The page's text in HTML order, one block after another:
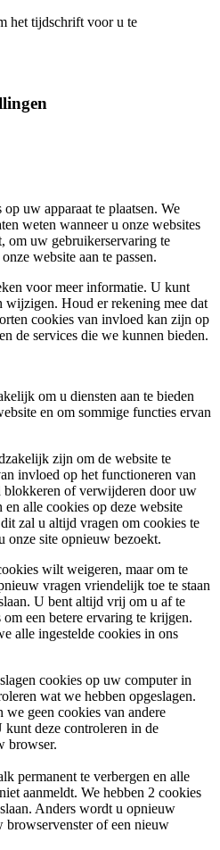
het tijdschrift voor u te
uw apparaat te plaatsen. We
weten wanneer u onze websites
om uw gebruikerservaring te
website aan te passen.
voor meer informatie. U kunt
Houd er rekening mee dat
cookies van invloed kan zijn op
de services die we kunnen bieden.
om u diensten aan te bieden
en om sommige functies ervan
zijn om de website te
invloed op het functioneren van
of verwijderen door uw
alle cookies op deze website
zal u altijd vragen om cookies te
onze site opnieuw bezoekt.
wilt weigeren, maar om te
vragen vriendelijk toe te staan
U bent altijd vrij om u af te
een betere ervaring te krijgen.
alle ingestelde cookies in ons
cookies op uw computer in
wat we hebben opgeslagen.
geen cookies van andere
deze controleren in de
browser.
permanent te verbergen en alle
aanmeldt. We hebben 2 cookies
Anders wordt u opnieuw
browservenster of een nieuw